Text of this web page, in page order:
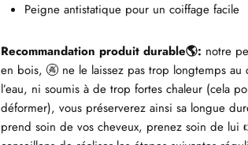
Peigne antistatique pour un coiffage facile
Recommandation produit durable🌎: notre
en bois, 🚱 ne le laissez pas trop longtemps au
l’eau, ni soumis à de trop fortes chaleur (cela
déformer), vous préserverez ainsi sa longue
prend soin de vos cheveux, prenez soin de lui